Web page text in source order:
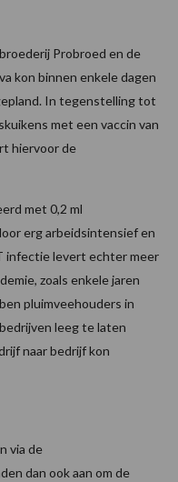
Probroed en de
kon binnen enkele dagen
In tegenstelling tot
met een vaccin van
hiervoor de
met 0,2 ml
erg arbeidsintensief en
infectie levert echter meer
zoals enkele jaren
pluimveehouders in
leeg te laten
naar bedrijf kon
via de
dan ook aan om de